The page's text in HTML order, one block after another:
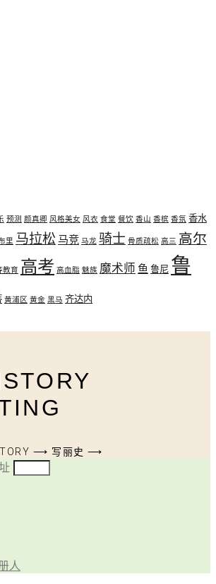
预测 颜真卿 风格美女 风衣 食堂 餐饮 香山 香槟 香氛 香水
里 马拉松 马竞 马龙 骑士 骨质疏松 高三 高尔
教育 高考 高血脂 魅族 魔术师 鱼 鲁尼 鲁
黄浦区 黄金 黑马 齐达内
⟶ 写丽史 ⟶
人